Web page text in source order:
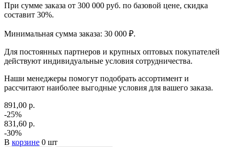
При сумме заказа от 300 000 руб. по базовой цене, скидка
составит 30%.
Минимальная сумма заказа: 30 000 ₽.
Для постоянных партнеров и крупных оптовых покупателей
действуют индивидуальные условия сотрудничества.
Наши менеджеры помогут подобрать ассортимент и
рассчитают наиболее выгодные условия для вашего заказа.
891,00 р.
-25%
831,60 р.
-30%
В корзине 0 шт